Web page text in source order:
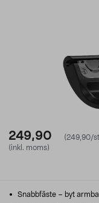
249,90
(249,90/
(inkl. moms)
Snabbfäste – byt